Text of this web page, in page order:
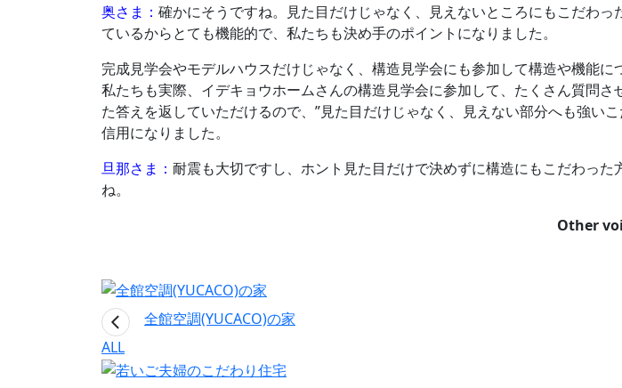
奥さま： 確かにそうですね。見た目だけじゃなく、見えないところにもこだわ
ているからとても機能的で、私たちも決め手のポイントになりました。
完成見学会やモデルハウスだけじゃなく、構造見学会にも参加して構造や機能
私たちも実際、イデキョウホームさんの構造見学会に参加して、たくさん質問
た答えを返していただけるので、”見た目だけじゃなく、見えない部分へも強い
信用になりました。
旦那さま： 耐震も大切ですし、ホント見た目だけで決めずに構造にもこだわっ
ね。
Other
全館空調(YUCACO)の家
ALL